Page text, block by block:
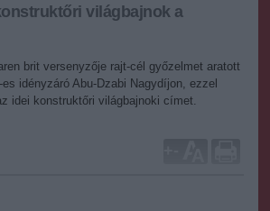
világbajnok a
brit versenyzője rajt-cél győzelmet aratott
idényzáró Abu-Dzabi Nagydíjon, ezzel
idei konstruktőri világbajnoki címet.